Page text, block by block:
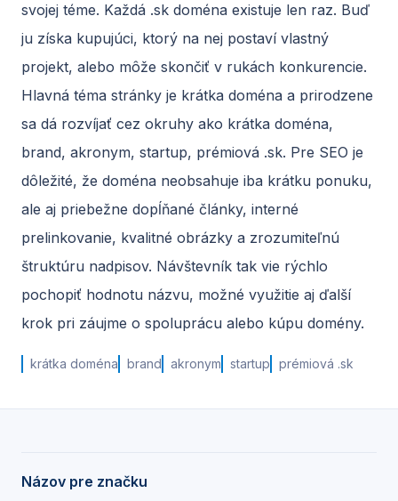
svojej téme. Každá .sk doména existuje len raz. Buď
ju získa kupujúci, ktorý na nej postaví vlastný
projekt, alebo môže skončiť v rukách konkurencie.
Hlavná téma stránky je krátka doména a prirodzene
sa dá rozvíjať cez okruhy ako krátka doména,
brand, akronym, startup, prémiová .sk. Pre SEO je
dôležité, že doména neobsahuje iba krátku ponuku,
ale aj priebežne dopĺňané články, interné
prelinkovanie, kvalitné obrázky a zrozumiteľnú
štruktúru nadpisov. Návštevník tak vie rýchlo
pochopiť hodnotu názvu, možné využitie aj ďalší
krok pri záujme o spoluprácu alebo kúpu domény.
krátka doména brand akronym startup prémiová .sk
Názov pre značku